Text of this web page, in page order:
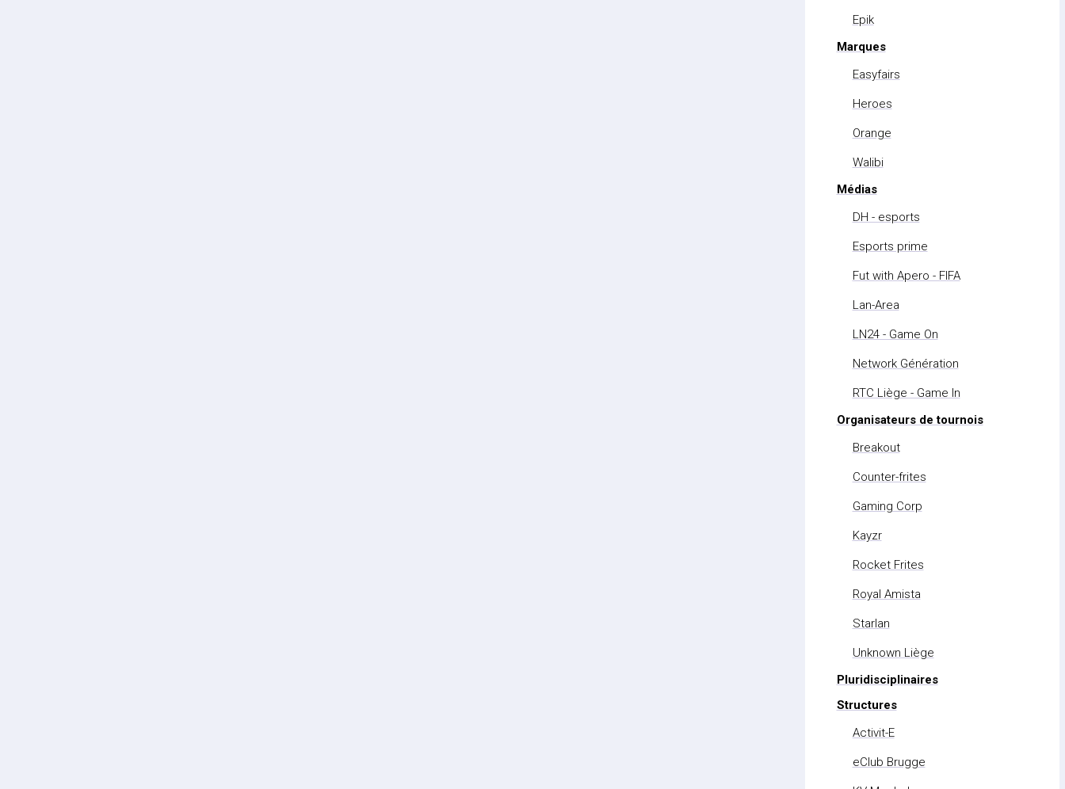
Epik
Marques
Easyfairs
Heroes
Orange
Walibi
Médias
DH - esports
Esports prime
Fut with Apero - FIFA
Lan-Area
LN24 - Game On
Network Génération
RTC Liège - Game In
Organisateurs de tournois
Breakout
Counter-frites
Gaming Corp
Kayzr
Rocket Frites
Royal Amista
Starlan
Unknown Liège
Pluridisciplinaires
Structures
Activit-E
eClub Brugge